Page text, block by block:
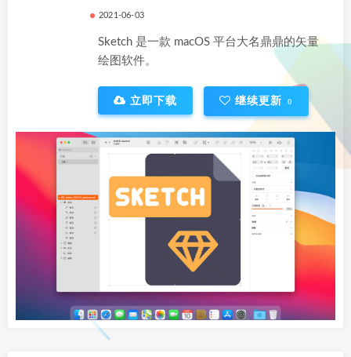
2021-06-03
Sketch 是一款 macOS 平台大名鼎鼎的矢量
绘图软件。
立即下载 继续更新 0